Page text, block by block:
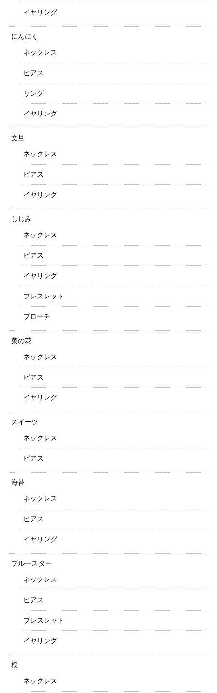
イヤリング
にんにく
ネックレス
ピアス
リング
イヤリング
文旦
ネックレス
ピアス
イヤリング
しじみ
ネックレス
ピアス
イヤリング
ブレスレット
ブローチ
菜の花
ネックレス
ピアス
イヤリング
スイーツ
ネックレス
ピアス
海苔
ネックレス
ピアス
イヤリング
ブルースター
ネックレス
ピアス
ブレスレット
イヤリング
桜
ネックレス